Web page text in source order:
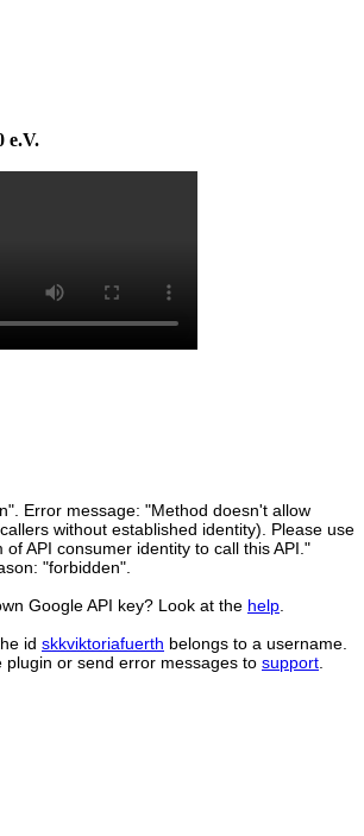
e.V.
Error message: "Method doesn't allow
without established identity). Please use
API consumer identity to call this API."
"forbidden".
Google API key? Look at the help.
id skkviktoriafuerth belongs to a username.
plugin or send error messages to support.